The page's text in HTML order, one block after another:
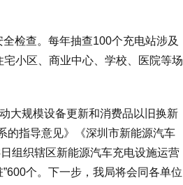
检查。每年抽查100个充电站涉及
小区、商业中心、学校、医院等场
大规模设备更新和消费品以旧换新
的指导意见》《深圳市新能源汽车
组织辖区新能源汽车充电设施运营
个。下一步，我局将会同各单位